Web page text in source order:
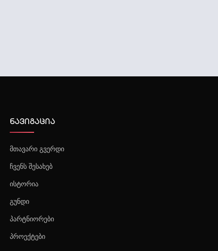
ნავიგაცია
მთავარი გვერდი
ჩვენს შესახებ
ისტორია
გუნდი
პარტნიორები
პროექტები